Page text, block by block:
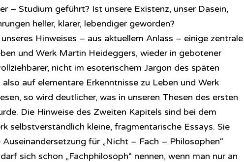
– Studium geführt? Ist unsere Existenz, unser Dasein,
heller, klarer, lebendiger geworden?
Hinweises – aus aktuellem Anlass – einige zentrale
und Werk Martin Heideggers, wieder in gebotener
nicht im esoterischem Jargon des späten
auf elementare Erkenntnisse zu Leben und Werk
so wird deutlicher, was in unseren Thesen des ersten
Die Hinweise des Zweiten Kapitels sind bei dem
selbstverständlich kleine, fragmentarische Essays. Sie
für „Nicht – Fach – Philosophen“
sich schon „Fachphilosoph“ nennen, wenn man nur an